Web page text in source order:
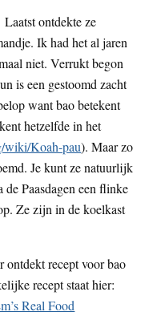
Laatst ontdekte ze
Ik had het al jaren
niet. Verrukt begon
is een gestoomd zacht
want bao betekent
hetzelfde in het
wiki/Koah-pau). Maar zo
Je kunt ze natuurlijk
Paasdagen een flinke
Ze zijn in de koelkast
ontdekt recept voor bao
recept staat hier:
Real Food